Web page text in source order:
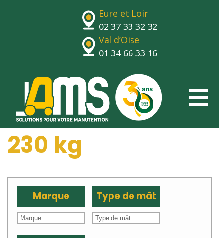
Eure et Loir
02 37 33 32 32
Val d’Oise
01 34 66 33 16
230 kg
Marque Type de mât